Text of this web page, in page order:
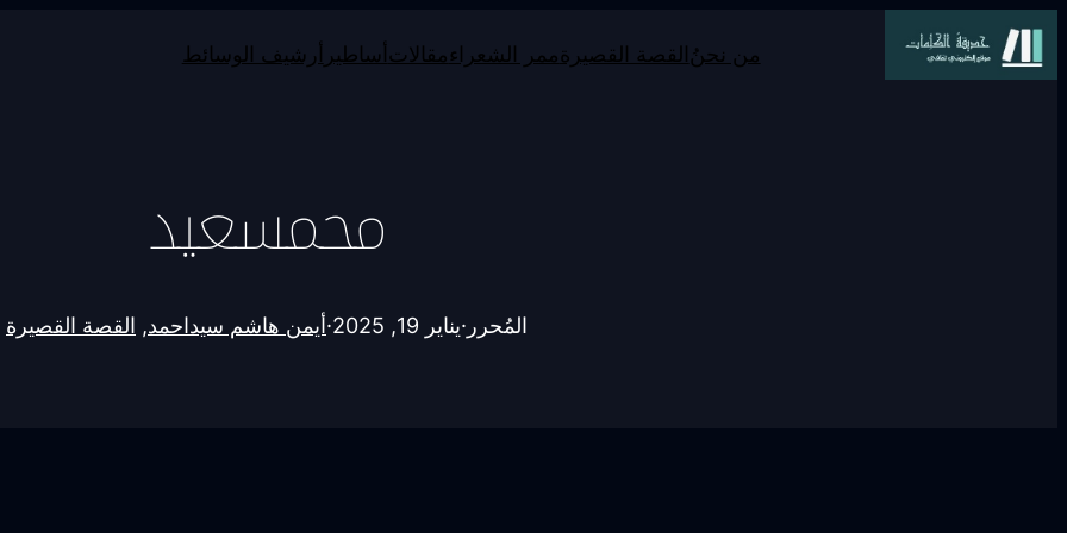
من نحنُ القصة القصيرةممر الشعراءمقالات أساطير أرشيف الوسائط
محمسعيد
المُحرر ·يناير 19, 2025 ·أيمن هاشم سيداحمد, القصة القصيرة